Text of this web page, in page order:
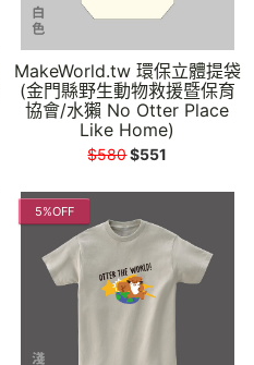
MakeWorld.tw 環保立體提袋
(金門縣野生動物救援暨保育
協會/水獺 No Otter Place
Like Home)
$580$551
5%OFF